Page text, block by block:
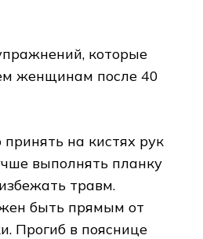
на кистях рук
выполнять планку
травм.
быть прямым от
Прогиб в пояснице